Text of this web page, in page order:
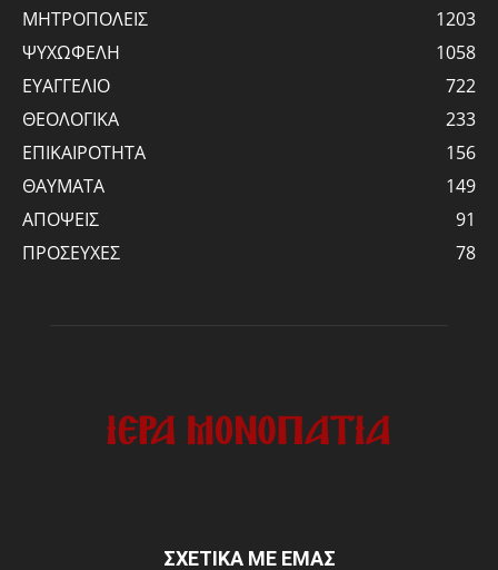
ΜΗΤΡΟΠΟΛΕΙΣ
1203
ΨΥΧΩΦΕΛΗ
1058
ΕΥΑΓΓΕΛΙΟ
722
ΘΕΟΛΟΓΙΚΑ
233
ΕΠΙΚΑΙΡΟΤΗΤΑ
156
ΘΑΥΜΑΤΑ
149
ΑΠΟΨΕΙΣ
91
ΠΡΟΣΕΥΧΕΣ
78
ΣΧΕΤΙΚΑ ΜΕ ΕΜΑΣ